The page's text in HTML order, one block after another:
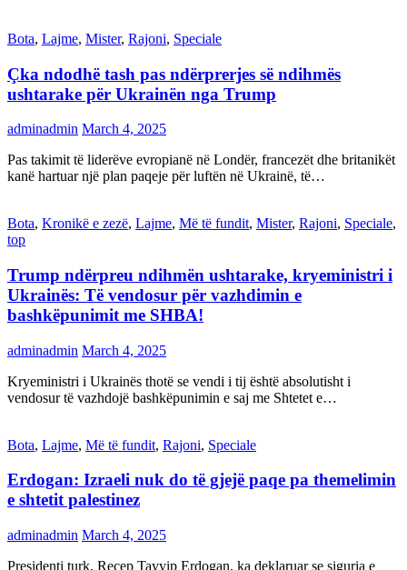
Bota, Lajme, Mister, Rajoni, Speciale
Çka ndodhë tash pas ndërprerjes së ndihmës
ushtarake për Ukrainën nga Trump
adminadmin March 4, 2025
Pas takimit të liderëve evropianë në Londër, francezët dhe britanikët
kanë hartuar një plan paqeje për luftën në Ukrainë, të…
Bota, Kronikë e zezë, Lajme, Më të fundit, Mister, Rajoni, Speciale,
top
Trump ndërpreu ndihmën ushtarake, kryeministri i
Ukrainës: Të vendosur për vazhdimin e
bashkëpunimit me SHBA!
adminadmin March 4, 2025
Kryeministri i Ukrainës thotë se vendi i tij është absolutisht i
vendosur të vazhdojë bashkëpunimin e saj me Shtetet e…
Bota, Lajme, Më të fundit, Rajoni, Speciale
Erdogan: Izraeli nuk do të gjejë paqe pa themelimin
e shtetit palestinez
adminadmin March 4, 2025
Presidenti turk, Recep Tayyip Erdogan, ka deklaruar se siguria e